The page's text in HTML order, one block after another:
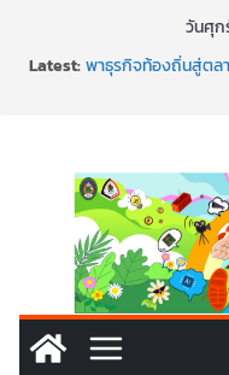
วันศุก
Latest:พาธุรกิจท้องถิ่นสู่ตลา
SMEs ยุคนี้ ถ้าไม่ใช้
พร้อมลุยแล้ว! ปักหมุ